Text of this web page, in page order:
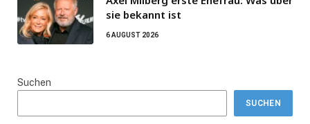
sie bekannt ist
6 AUGUST 2026
Suchen
SUCHEN